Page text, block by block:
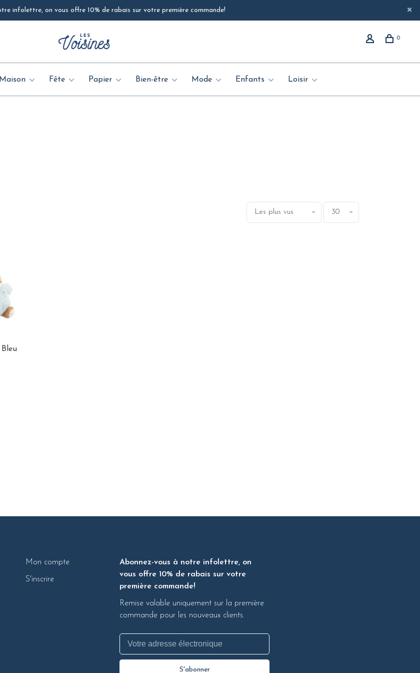
infolettre, on vous offre 10% de rabais sur votre première commande!
0
Maison Fête Papier Bien-être Mode Enfants Loisir
Les plus vus 30
Mon compte
S'inscrire
Abonnez-vous à notre infolettre, on
vous offre 10% de rabais sur votre
première commande!
Remise valable uniquement sur la première
commande pour les nouveaux clients.
S'abonner